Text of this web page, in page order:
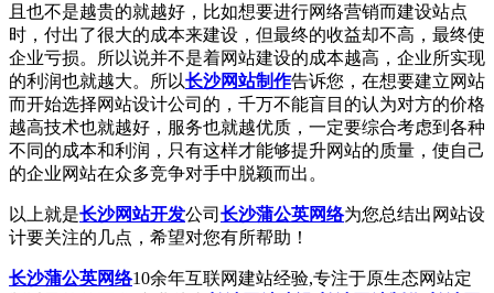
且也不是越贵的就越好，比如想要进行网络营销而建设站点
时，付出了很大的成本来建设，但最终的收益却不高，最终使
企业亏损。所以说并不是着网站建设的成本越高，企业所实现
的利润也就越大。所以长沙网站制作告诉您，在想要建立网站
而开始选择网站设计公司的，千万不能盲目的认为对方的价格
越高技术也就越好，服务也就越优质，一定要综合考虑到各种
不同的成本和利润，只有这样才能够提升网站的质量，使自己
的企业网站在众多竞争对手中脱颖而出。
以上就是长沙网站开发公司 长沙蒲公英网络为您总结出网站设
计要关注的几点，希望对您有所帮助！
长沙蒲公英网络10余年互联网建站经验,专注于原生态网站定